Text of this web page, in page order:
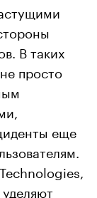
В таких
просто
еще